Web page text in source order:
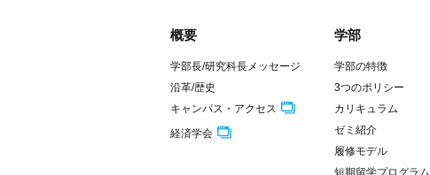
概要
学部長/研究科長メッセージ
沿革/歴史
キャンパス・アクセス
経済学会
学部
学部の特徴
3つのポリシー
カリキュラム
ゼミ紹介
履修モデル
短期留学プログラム